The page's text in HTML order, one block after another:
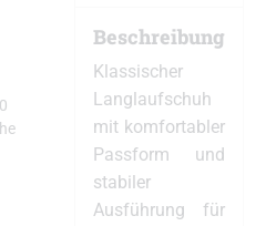
Beschreibung
Klassischer
Langlaufschuh
mit komfortabler
Passform und
stabiler
Ausführung für